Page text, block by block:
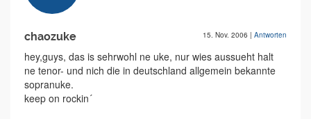
chaozuke 15. Nov. 2006 | Antworten
hey,guys, das is sehrwohl ne uke, nur wies aussueht halt
ne tenor- und nich die in deutschland allgemein bekannte
sopranuke.
keep on rockin´